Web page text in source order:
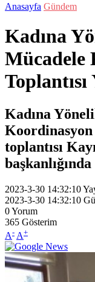
Anasayfa Gündem
Kadına
Mücadele
Toplantısı
Kadına
toplantısı
2023-3-30 14:32:10
2023-3-30 14:32:10
0Yorum
365 Gösterim
A- A+